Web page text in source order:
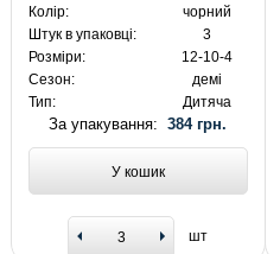
Колір:
чорний
Штук в упаковці:
3
Розміри:
12-10-4
Сезон:
демі
Тип:
Дитяча
За упакування:384 грн.
У кошик
шт